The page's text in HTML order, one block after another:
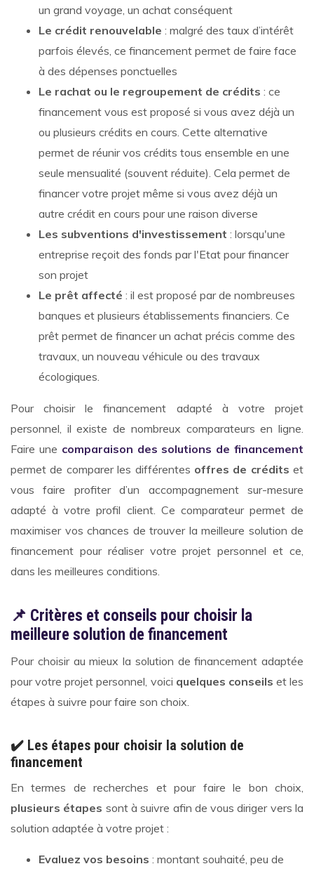
un grand voyage, un achat conséquent
Le crédit renouvelable : malgré des taux d’intérêt
parfois élevés, ce financement permet de faire face
à des dépenses ponctuelles
Le rachat ou le regroupement de crédits : ce
financement vous est proposé si vous avez déjà un
ou plusieurs crédits en cours. Cette alternative
permet de réunir vos crédits tous ensemble en une
seule mensualité (souvent réduite). Cela permet de
financer votre projet même si vous avez déjà un
autre crédit en cours pour une raison diverse
Les subventions d'investissement : lorsqu'une
entreprise reçoit des fonds par l'Etat pour financer
son projet
Le prêt affecté : il est proposé par de nombreuses
banques et plusieurs établissements financiers. Ce
prêt permet de financer un achat précis comme des
travaux, un nouveau véhicule ou des travaux
écologiques.
Pour choisir le financement adapté à votre projet
personnel, il existe de nombreux comparateurs en ligne.
Faire une comparaison des solutions de financement
permet de comparer les différentes offres de crédits et
vous faire profiter d’un accompagnement sur-mesure
adapté à votre profil client. Ce comparateur permet de
maximiser vos chances de trouver la meilleure solution de
financement pour réaliser votre projet personnel et ce,
dans les meilleures conditions.
📌 Critères et conseils pour choisir la
meilleure solution de financement
Pour choisir au mieux la solution de financement adaptée
pour votre projet personnel, voici quelques conseils et les
étapes à suivre pour faire son choix.
✔️ Les étapes pour choisir la solution de
financement
En termes de recherches et pour faire le bon choix,
plusieurs étapes sont à suivre afin de vous diriger vers la
solution adaptée à votre projet :
Evaluez vos besoins : montant souhaité, peu de